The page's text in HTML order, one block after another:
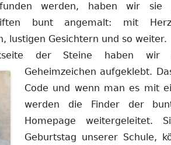
werden, haben wir sie
bunt angemalt: mit
lustigen Gesichtern und so weiter.
der Steine haben wir
Geheimzeichen aufgeklebt.
Code und wenn man es mit
werden die Finder der
Homepage weitergeleitet.
Geburtstag unserer Schule,